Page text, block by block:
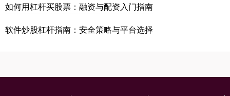
如何用杠杆买股票：融资与配资入门指南
软件炒股杠杆指南：安全策略与平台选择